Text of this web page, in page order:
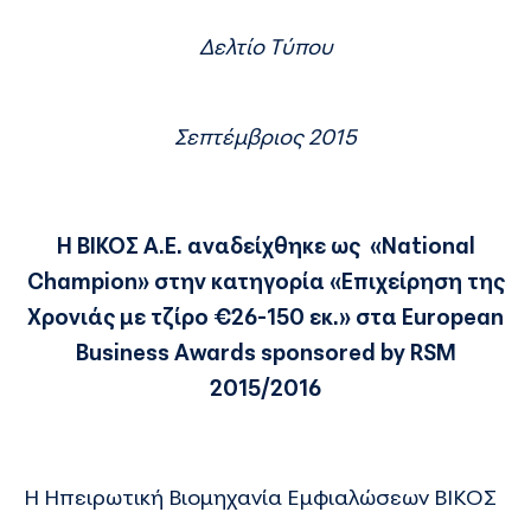
Δελτίο Τύπου
Σεπτέμβριος 2015
Η ΒΙΚΟΣ Α.Ε. αναδείχθηκε ως «National
Champion» στην κατηγορία «Επιχείρηση της
Χρονιάς με τζίρο €26-150 εκ.» στα European
Business Awards sponsored by RSM
2015/2016
Η Ηπειρωτική Βιομηχανία Εμφιαλώσεων ΒΙΚΟΣ